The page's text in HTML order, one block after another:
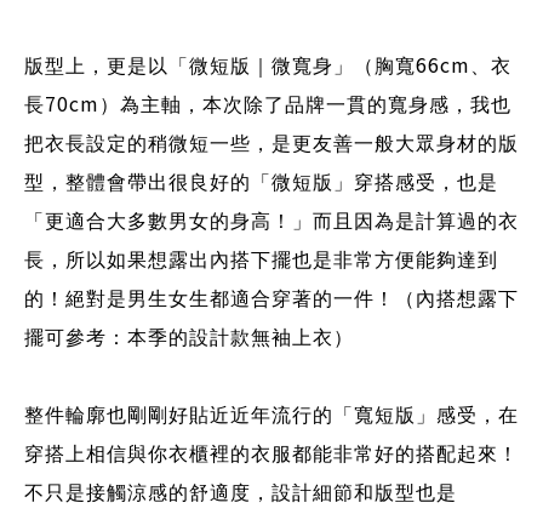
版型上，更是以「微短版｜微寬身」（胸寬66cm
、衣
長70cm ）為主軸，本次除了品牌一貫的寬身感，我也
把衣長設定的稍微短一些，是更友善一般大眾身材的版
型，整體會帶出很良好的「微短版」穿搭感受，也是
「更適合大多數男女的身高！」而且因為是計算過的衣
長，所以如果想露出內搭下擺也是非常方便能夠達到
的！絕對是男生女生都適合穿著的一件！（內搭想露下
擺可參考：本季的設計款無袖上衣）
整件輪廓也剛剛好貼近近年流行的「寬短版」感受，在
穿搭上相信與你衣櫃裡的衣服都能非常好的搭配起來！
不只是接觸涼感的舒適度，設計細節和版型也是